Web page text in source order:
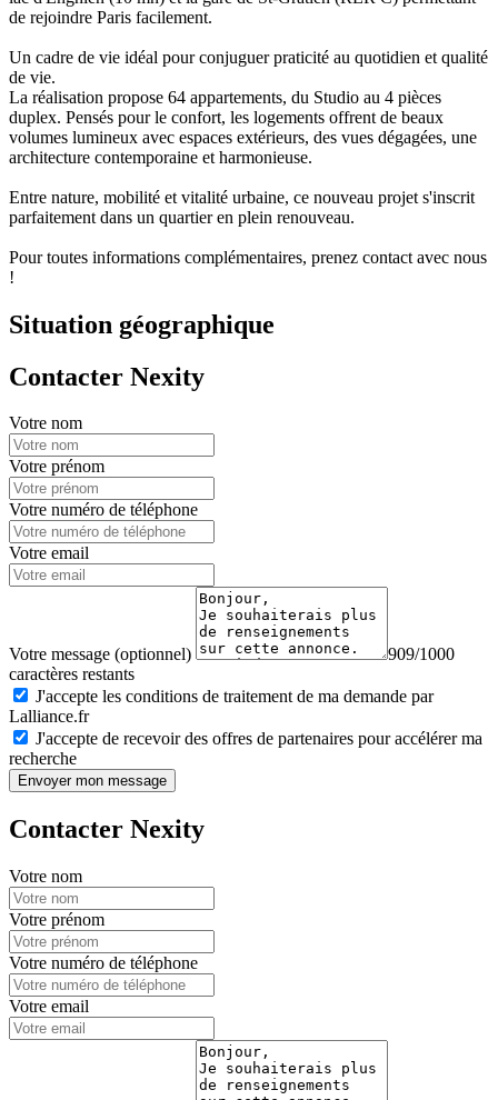
de rejoindre Paris facilement.
Un cadre de vie idéal pour conjuguer praticité au quotidien et qualité
de vie.
La réalisation propose 64 appartements, du Studio au 4 pièces
duplex. Pensés pour le confort, les logements offrent de beaux
volumes lumineux avec espaces extérieurs, des vues dégagées, une
architecture contemporaine et harmonieuse.
Entre nature, mobilité et vitalité urbaine, ce nouveau projet s'inscrit
parfaitement dans un quartier en plein renouveau.
Pour toutes informations complémentaires, prenez contact avec nous
!
Situation géographique
Contacter Nexity
Votre nom
Votre prénom
Votre numéro de téléphone
Votre email
Votre message (optionnel)
909/1000
caractères restants
J'accepte les conditions de traitement de ma demande par
Lalliance.fr
J'accepte de recevoir des offres de partenaires pour accélérer ma
recherche
Envoyer mon message
Contacter Nexity
Votre nom
Votre prénom
Votre numéro de téléphone
Votre email